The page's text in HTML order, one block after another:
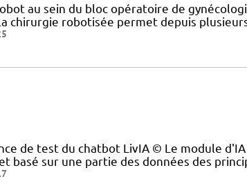
au sein du bloc opératoire de
chirurgie robotisée permet depuis
de test du chatbot LivIA © Le module
basé sur une partie des données des